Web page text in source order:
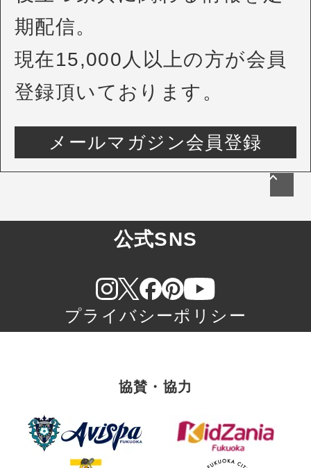
期配信。
現在15,000人以上の方が会員
登録頂いております。
メールマガジン会員登録
公式SNS
プライバシーポリシー
協賛・協力